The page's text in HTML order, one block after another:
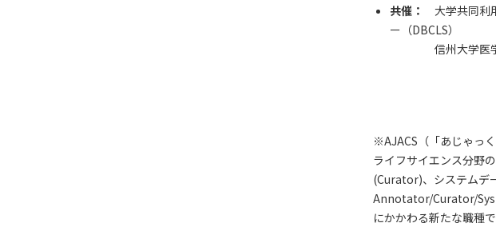
共催：
大学共同利
ー（DBCLS）
信州大学医学部
※AJACS（「あじゃっ
ライフサイエンス分野
(Curator)、システムデ
Annotator/Curator/
にかかわる新たな職種で